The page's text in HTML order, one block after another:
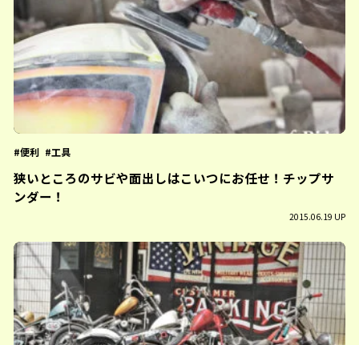
便利 工具
狭いところのサビや面出しはこいつにお任せ！チップサ
ンダー！
2015.06.19 UP